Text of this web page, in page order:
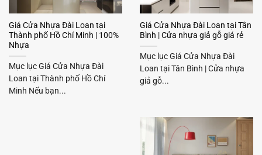
Giá Cửa Nhựa Đài Loan tại
Thành phố Hồ Chí Minh | 100%
Nhựa
Mục lục Giá Cửa Nhựa Đài
Loan tại Thành phố Hồ Chí
Minh Nếu bạn...
Giá Cửa Nhựa Đài Loan tại Tân
Bình | Cửa nhựa giả gỗ giá rẻ
Mục lục Giá Cửa Nhựa Đài
Loan tại Tân Bình | Cửa nhựa
giả gỗ...